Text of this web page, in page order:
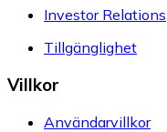
Investor Relations
Tillgänglighet
Villkor
Användarvillkor